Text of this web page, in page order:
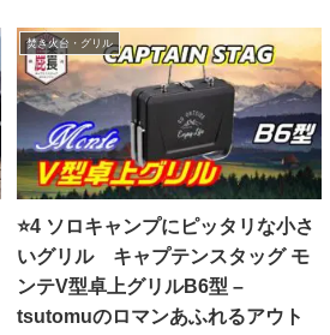
焚き火台・グリル
⭐️4 ソロキャンプにピッタリな小さ
いグリル キャプテンスタッグ モ
ンテV型卓上グリルB6型 –
tsutomuのロマンあふれるアウト